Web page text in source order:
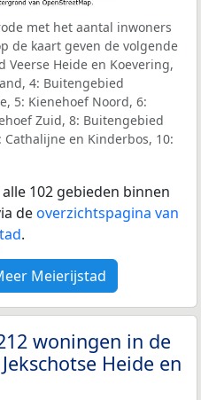
met het aantal inwoners
de kaart geven de volgende
Veerse Heide en Koevering,
4: Buitengebied
5: Kienehoef Noord, 6:
Zuid, 8: Buitengebied
Cathalijne en Kinderbos, 10:
102 gebieden binnen
deoverzichtspagina van
.
Meierijstad
woningen in de
Heide en